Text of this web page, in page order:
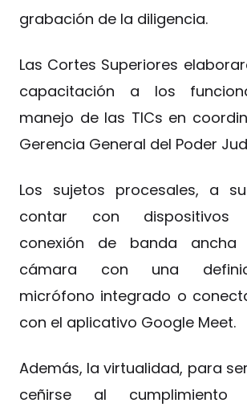
grabación de la diligencia.
Las Cortes Superiores
capacitación a los
manejo de las TICs en
Gerencia General del Poder
Los sujetos procesales, a
contar con dispositivos
conexión de banda ancha
cámara con una
micrófono integrado o
con el aplicativo Google Meet.
Además, la virtualidad, para
ceñirse al